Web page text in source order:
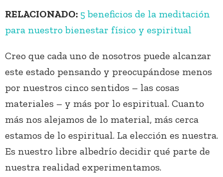
RELACIONADO: 5 beneficios de la meditación
para nuestro bienestar físico y espiritual
Creo que cada uno de nosotros puede alcanzar
este estado pensando y preocupándose menos
por nuestros cinco sentidos – las cosas
materiales – y más por lo espiritual. Cuanto
más nos alejamos de lo material, más cerca
estamos de lo espiritual. La elección es nuestra.
Es nuestro libre albedrío decidir qué parte de
nuestra realidad experimentamos.